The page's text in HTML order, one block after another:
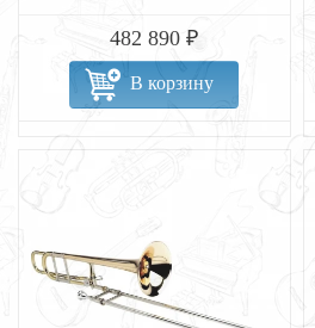
482 890 ₽
В корзину